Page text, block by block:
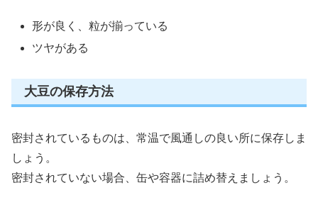
形が良く、粒が揃っている
ツヤがある
大豆の保存方法
密封されているものは、常温で風通しの良い所に保存しま
しょう。
密封されていない場合、缶や容器に詰め替えましょう。